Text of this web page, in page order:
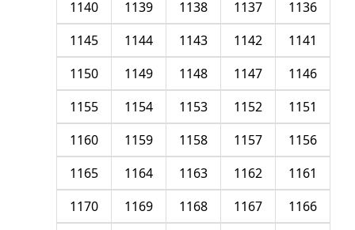
1136
1137
1138
1139
1140
1141
1142
1143
1144
1145
1146
1147
1148
1149
1150
1151
1152
1153
1154
1155
1156
1157
1158
1159
1160
1161
1162
1163
1164
1165
1166
1167
1168
1169
1170